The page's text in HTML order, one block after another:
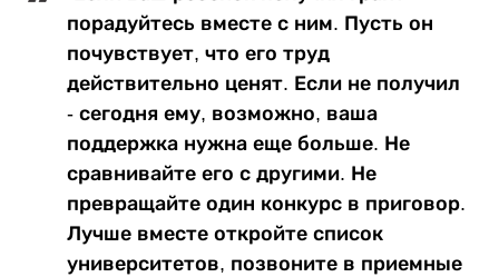
порадуйтесь вместе с ним. Пусть он
почувствует, что его труд
действительно ценят. Если не получил
- сегодня ему, возможно, ваша
поддержка нужна еще больше. Не
сравнивайте его с другими. Не
превращайте один конкурс в приговор.
Лучше вместе откройте список
университетов, позвоните в приемные